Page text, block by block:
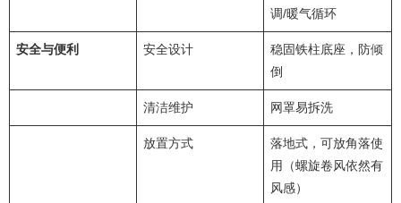
调/暖气循环
安全与便利 安全设计
稳固铁柱底座，防倾
倒
清洁维护 网罩易拆洗
放置方式
落地式，可放角落使
用（螺旋卷风依然有
风感）